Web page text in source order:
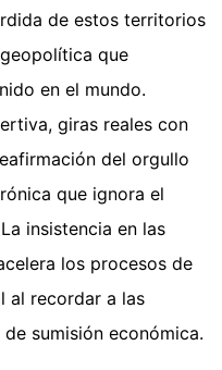
de estos territorios
que
en el mundo.
giras reales con
del orgullo
que ignora el
insistencia en las
los procesos de
al recordar a las
sumisión económica.